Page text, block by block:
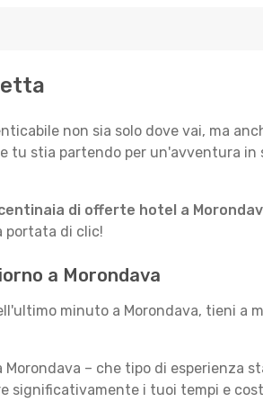
non sia solo dove vai, ma
tu stia partendo per un'avventura
di offerte hotel a
portata di clic!
a Morondava
minuto a Morondava, tieni a
Morondava – che tipo di esperienza
significativamente i tuoi tempi e